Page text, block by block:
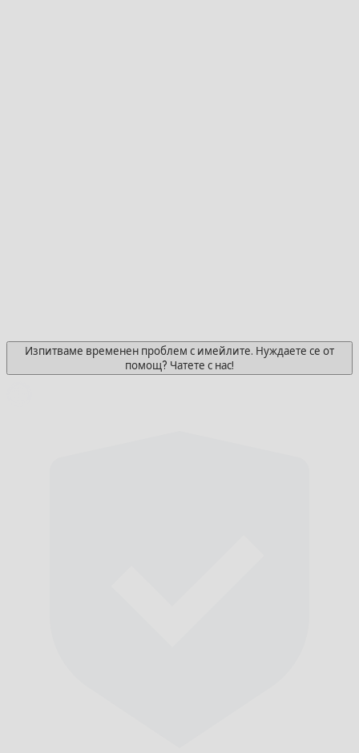
Изпитваме временен проблем с имейлите. Нуждаете се от
помощ? Чатете с нас!